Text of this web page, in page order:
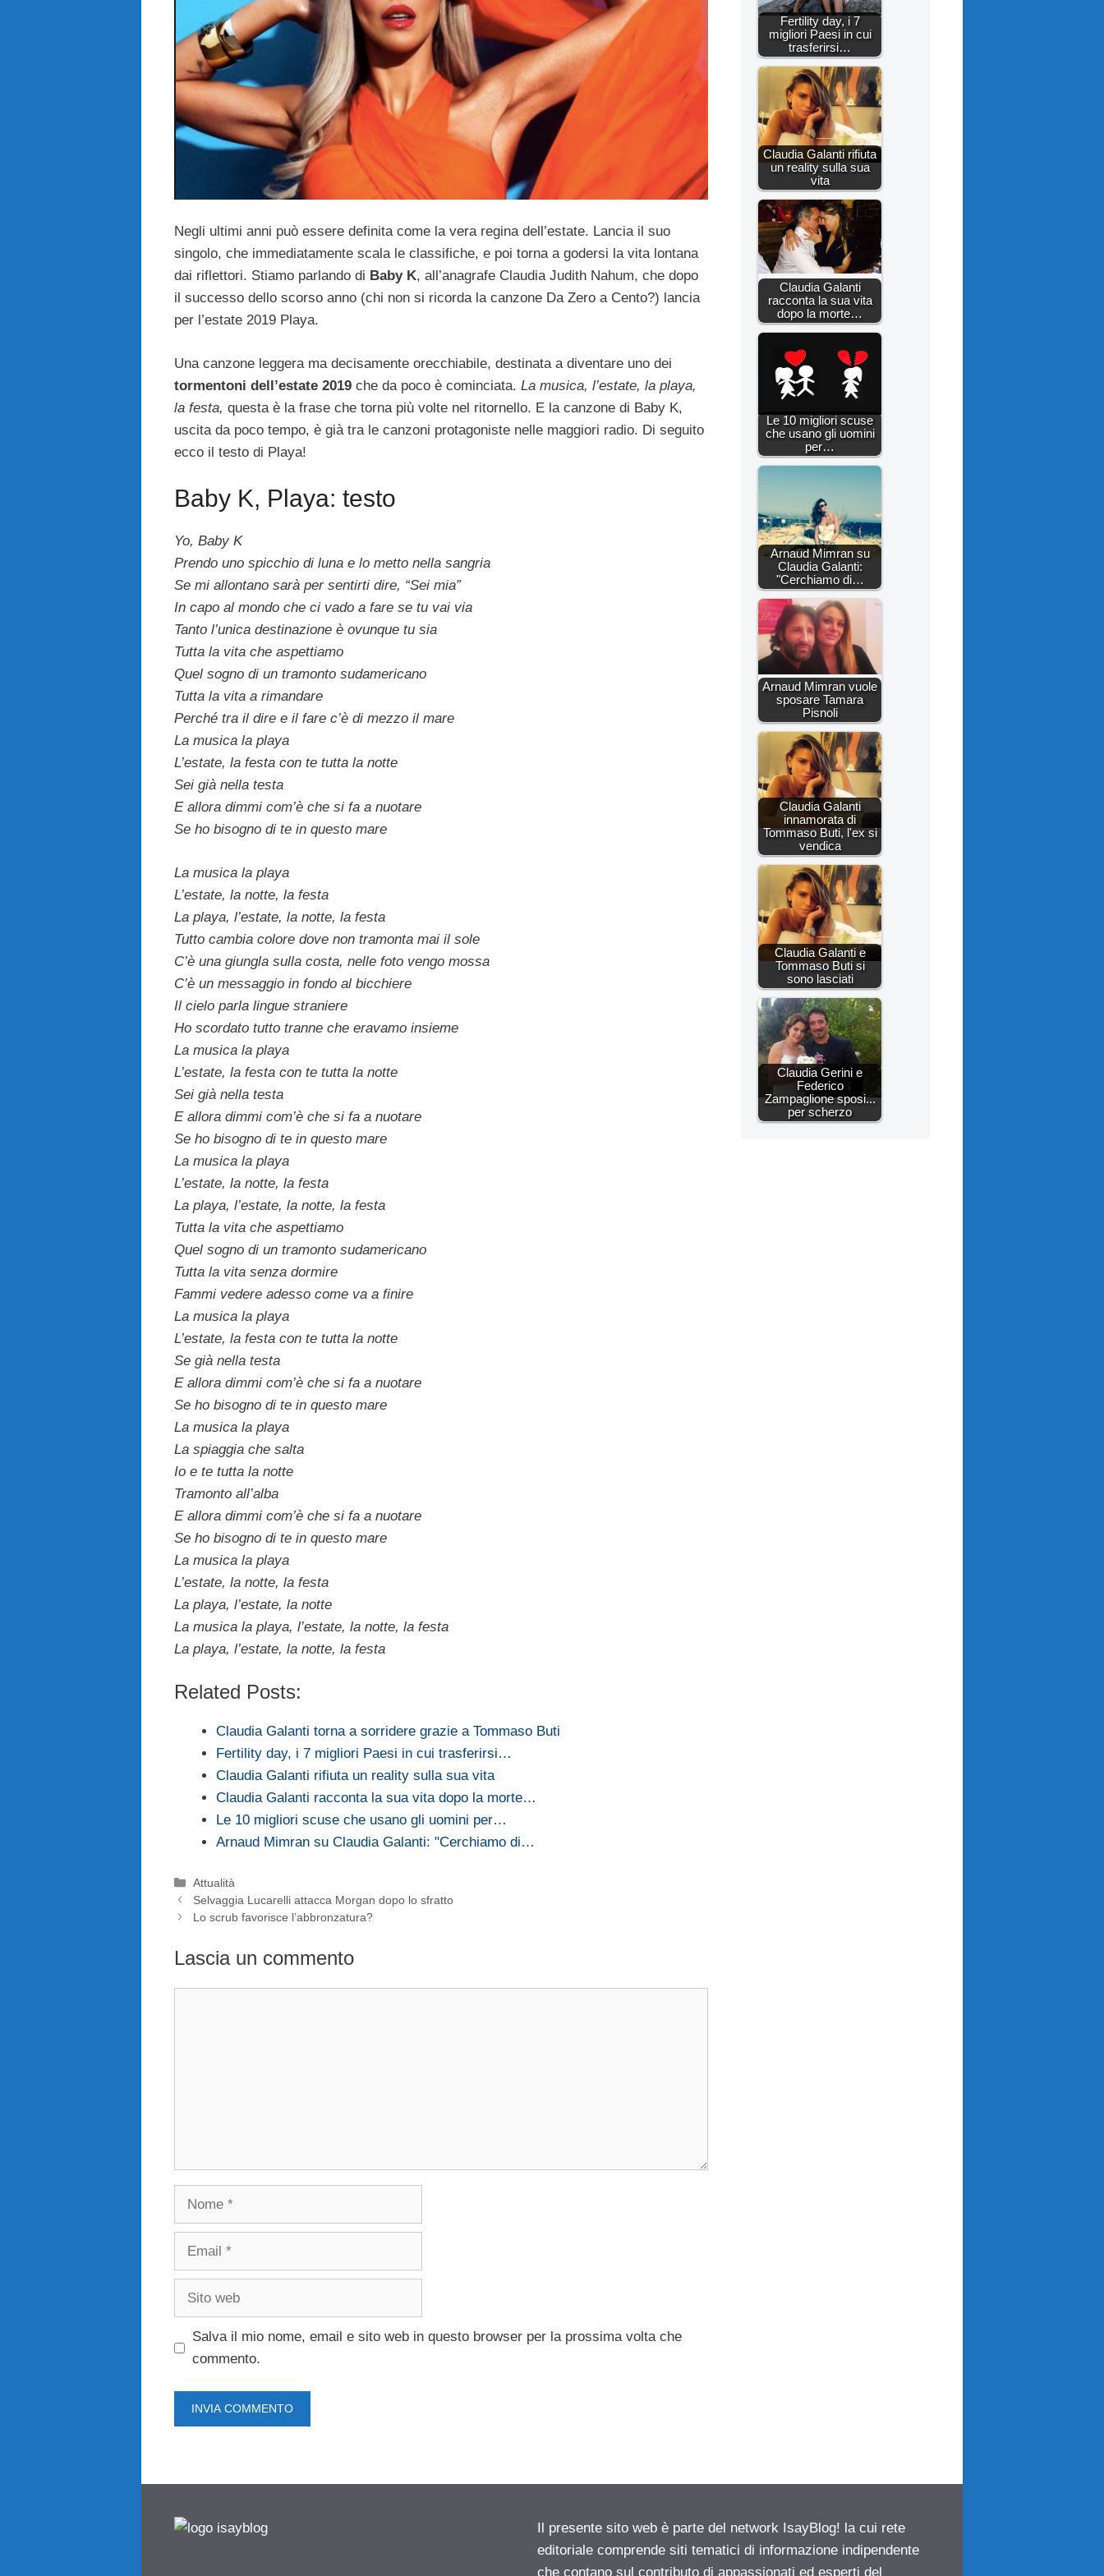
Negli ultimi anni può essere definita come la vera regina dell’estate. Lancia il suo
singolo, che immediatamente scala le classifiche, e poi torna a godersi la vita lontana
dai riflettori. Stiamo parlando di Baby K, all’anagrafe Claudia Judith Nahum, che dopo
il successo dello scorso anno (chi non si ricorda la canzone Da Zero a Cento?) lancia
per l’estate 2019 Playa.
Una canzone leggera ma decisamente orecchiabile, destinata a diventare uno dei
tormentoni dell’estate 2019 che da poco è cominciata. La musica, l’estate, la playa,
la festa, questa è la frase che torna più volte nel ritornello. E la canzone di Baby K,
uscita da poco tempo, è già tra le canzoni protagoniste nelle maggiori radio. Di seguito
ecco il testo di Playa!
Baby K, Playa: testo
Yo, Baby K
Prendo uno spicchio di luna e lo metto nella sangria
Se mi allontano sarà per sentirti dire, “Sei mia”
In capo al mondo che ci vado a fare se tu vai via
Tanto l’unica destinazione è ovunque tu sia
Tutta la vita che aspettiamo
Quel sogno di un tramonto sudamericano
Tutta la vita a rimandare
Perché tra il dire e il fare c’è di mezzo il mare
La musica la playa
L’estate, la festa con te tutta la notte
Sei già nella testa
E allora dimmi com’è che si fa a nuotare
Se ho bisogno di te in questo mare
La musica la playa
L’estate, la notte, la festa
La playa, l’estate, la notte, la festa
Tutto cambia colore dove non tramonta mai il sole
C’è una giungla sulla costa, nelle foto vengo mossa
C’è un messaggio in fondo al bicchiere
Il cielo parla lingue straniere
Ho scordato tutto tranne che eravamo insieme
La musica la playa
L’estate, la festa con te tutta la notte
Sei già nella testa
E allora dimmi com’è che si fa a nuotare
Se ho bisogno di te in questo mare
La musica la playa
L’estate, la notte, la festa
La playa, l’estate, la notte, la festa
Tutta la vita che aspettiamo
Quel sogno di un tramonto sudamericano
Tutta la vita senza dormire
Fammi vedere adesso come va a finire
La musica la playa
L’estate, la festa con te tutta la notte
Se già nella testa
E allora dimmi com’è che si fa a nuotare
Se ho bisogno di te in questo mare
La musica la playa
La spiaggia che salta
Io e te tutta la notte
Tramonto all’alba
E allora dimmi com’è che si fa a nuotare
Se ho bisogno di te in questo mare
La musica la playa
L’estate, la notte, la festa
La playa, l’estate, la notte
La musica la playa, l’estate, la notte, la festa
La playa, l’estate, la notte, la festa
Related Posts:
Claudia Galanti torna a sorridere grazie a Tommaso Buti
Fertility day, i 7 migliori Paesi in cui trasferirsi…
Claudia Galanti rifiuta un reality sulla sua vita
Claudia Galanti racconta la sua vita dopo la morte…
Le 10 migliori scuse che usano gli uomini per…
Arnaud Mimran su Claudia Galanti: "Cerchiamo di…
Categorie
Attualità
Selvaggia Lucarelli attacca Morgan dopo lo sfratto
Lo scrub favorisce l’abbronzatura?
Lascia un commento
Nome
Email
Sito
Salva il mio nome, email e sito web in questo browser per la prossima volta che
commento.
Fertility day, i 7
migliori Paesi in cui
trasferirsi…
Claudia Galanti rifiuta
un reality sulla sua
vita
Claudia Galanti
racconta la sua vita
dopo la morte…
Le 10 migliori scuse
che usano gli uomini
per…
Arnaud Mimran su
Claudia Galanti:
"Cerchiamo di…
Arnaud Mimran vuole
sposare Tamara
Pisnoli
Claudia Galanti
innamorata di
Tommaso Buti, l'ex si
vendica
Claudia Galanti e
Tommaso Buti si
sono lasciati
Claudia Gerini e
Federico
Zampaglione sposi...
per scherzo
Il presente sito web è parte del network IsayBlog! la cui rete
editoriale comprende siti tematici di informazione indipendente
che contano sul contributo di appassionati ed esperti del